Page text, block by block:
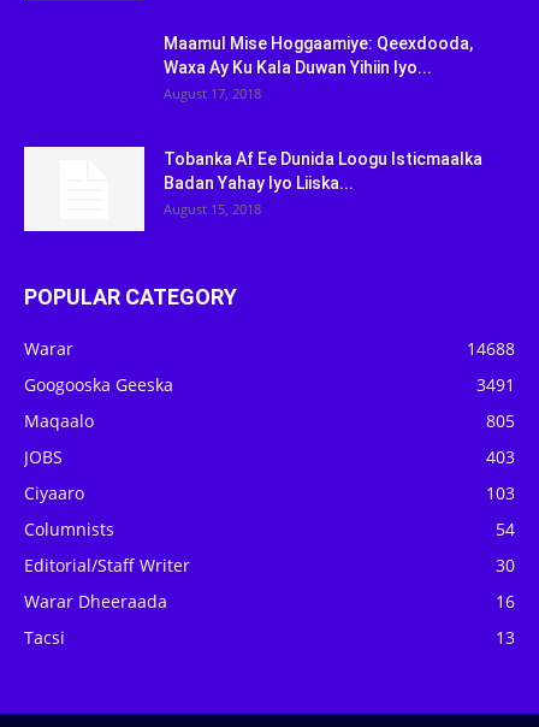
Maamul Mise Hoggaamiye: Qeexdooda,
Waxa Ay Ku Kala Duwan Yihiin Iyo...
August 17, 2018
Tobanka Af Ee Dunida Loogu Isticmaalka
Badan Yahay Iyo Liiska...
August 15, 2018
POPULAR CATEGORY
Warar
14688
Googooska Geeska
3491
Maqaalo
805
JOBS
403
Ciyaaro
103
Columnists
54
Editorial/Staff Writer
30
Warar Dheeraada
16
Tacsi
13